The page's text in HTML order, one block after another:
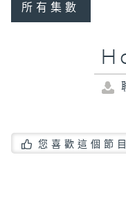
所有集數
您喜歡這個節